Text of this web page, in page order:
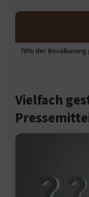
78% der Bevölkerung
Vielfach